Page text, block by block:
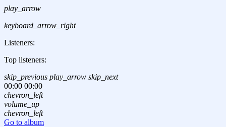
play_arrow
keyboard_arrow_right
Listeners:
Top listeners:
skip_previous play_arrow skip_next
00:00 00:00
chevron_left
volume_up
chevron_left
Go to album